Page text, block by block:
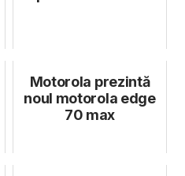
Motorola prezintă
noul motorola edge
70 max